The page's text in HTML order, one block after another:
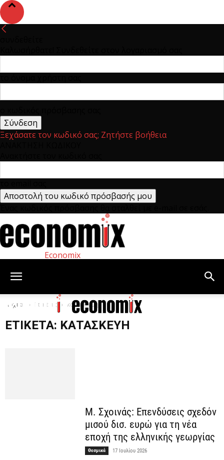
Ξεχάσατε τον κωδικό σας; Ζητήστε βοήθεια
Economix
Αρχική Ετικέτες κατασκευή
ΕΤΙΚΈΤΑ: ΚΑΤΑΣΚΕΥΉ
Μ. Σχοινάς: Επενδύσεις σχεδόν
μισού δισ. ευρώ για τη νέα
εποχή της ελληνικής γεωργίας
Θεσμικά 17 Ιουλίου 2026